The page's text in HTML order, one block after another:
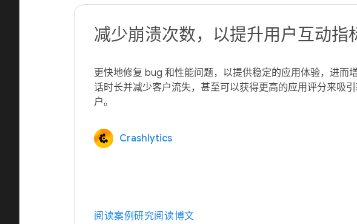
减少崩溃次数，以提升用户互动指
更快地修复 bug 和性能问题，以提供稳定的应用体验，进而
话时长并减少客户流失，甚至可以获得更高的应用评分来吸引
Crashlytics
阅读案例研究阅读博文